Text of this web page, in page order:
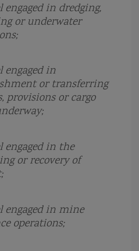
maritim clasa Musca drone
ESSM
FFG(X) Fincantieri Finlanda
Negre
Fregata Istanbul fregata Latouche Treville
Henric navigatorul
engaged in dredging,
or underwater
engaged in
or transferring
provisions or cargo
engaged in the
or recovery of
engaged in mine
operations;